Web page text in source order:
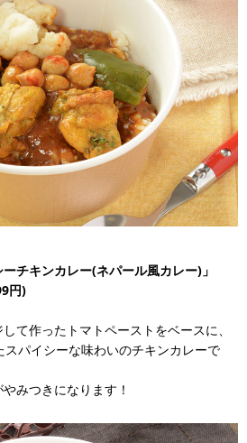
チキンカレー(ネパール風カレー)」
円)
て作ったトマトペーストをベースに、
パイシーな味わいのチキンカレーで
みつきになります！